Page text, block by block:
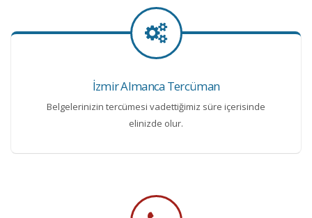
İzmir Almanca Tercüman
Belgelerinizin tercümesi vadettiğimiz süre içerisinde
elinizde olur.